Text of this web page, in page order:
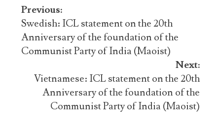
Post
navigation
Previous:
Swedish: ICL statement on the 20th
Anniversary of the foundation of the
Communist Party of India (Maoist)
Next:
Vietnamese: ICL statement on the 20th
Anniversary of the foundation of the
Communist Party of India (Maoist)